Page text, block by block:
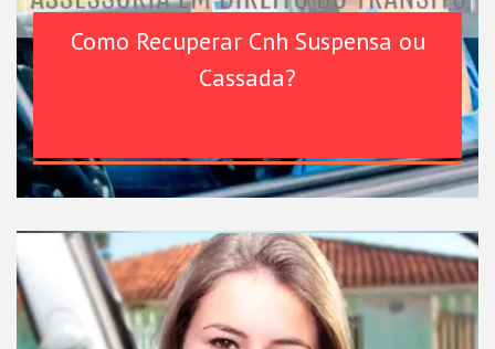
Como Recuperar Cnh Suspensa ou
Cassada?